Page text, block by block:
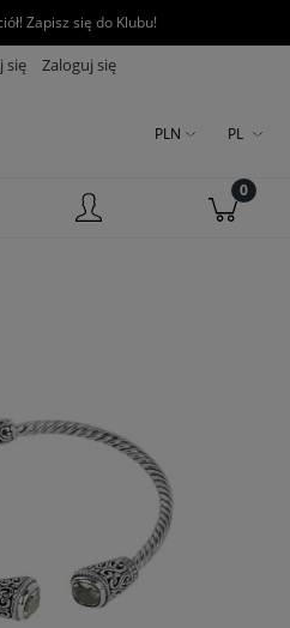
Zapisz się do Klubu!
się Zaloguj się
PLN PL